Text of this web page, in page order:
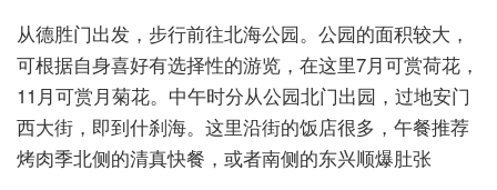
从德胜门出发，步行前往北海公园。公园的面积较大，
可根据自身喜好有选择性的游览，在这里7月可赏荷花，
11月可赏月菊花。中午时分从公园北门出园，过地安门
西大街，即到什刹海。这里沿街的饭店很多，午餐推荐
烤肉季北侧的清真快餐，或者南侧的东兴顺爆肚张